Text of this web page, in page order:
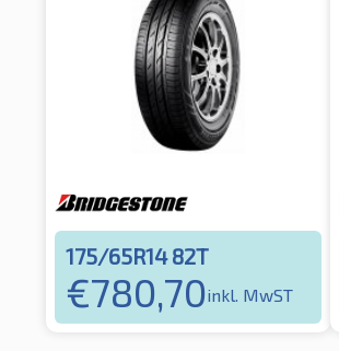
175/65R14 82T
€780,70inkl. MwST